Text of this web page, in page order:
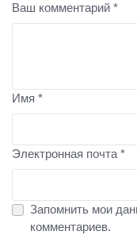
Ваш комментарий *
Имя *
Электронная почта *
Запомнить мои
комментариев.